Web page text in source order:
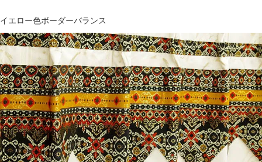
イエロー色ボーダーバランス